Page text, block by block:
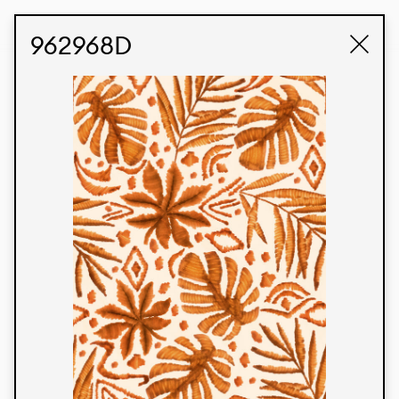
962968D
Produtos
Temos orgulho de expressar nossa identidade
brasileira por meio de nossos tecidos e estampas
personalizadas, trabalhando em colaboração
com nossos clientes e dando vida aos seus
conceitos e criações. Nossa extensa linha de
produtos tem opções para diferentes mercados.
Oferecemos também tecidos ecológicos e
tecnológicos que podem ser acabados em
qualquer cor sólida ou impressão digital.
Cores